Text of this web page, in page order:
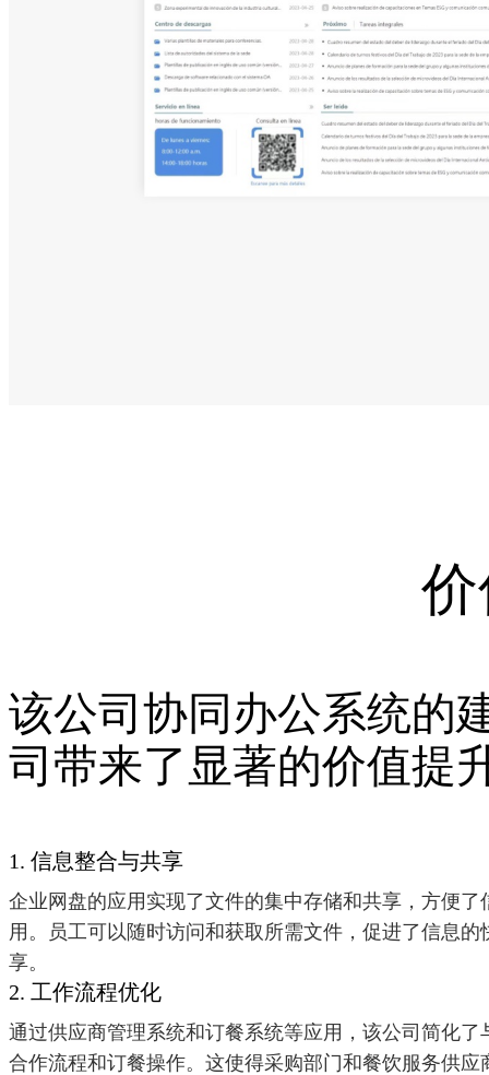
该公司协同办公系统的
司带来了显著的价值提
1. 信息整合与共享
企业网盘的应用实现了文件的集中存储和共享，方便了
用。员工可以随时访问和获取所需文件，促进了信息的
享。
2. 工作流程优化
通过供应商管理系统和订餐系统等应用，该公司简化了
合作流程和订餐操作。这使得采购部门和餐饮服务供应